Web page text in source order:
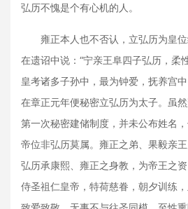
弘历不愧是个有心机的人。
雍正本人也不否认，立弘历为皇位
在遗诏中说：“宁亲王阜四子弘历，柔
皇考诸多子孙中，最为钟爱，抚养宫
在章正元年便秘密立弘历为太子。虽
第一次秘密建储制度，并未公布姓名
帝位非弘历莫属。雍正之弟、果毅亲
弘历承康熙、雍正之身教，为帝王之
侍圣祖仁皇帝，特荷慈眷，朝夕训练